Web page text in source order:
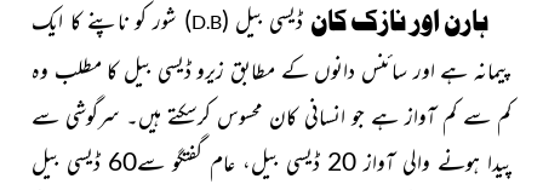
ہارن اور نازک کان ڈیسی بیل (
D.B
) شور کو ناپنے کا ایک
پیمانہ ہے اور سائنس دانوں کے مطابق زیرو ڈیسی بیل کا مطلب وہ
کم سے کم آواز ہے جو انسانی کان محسوس کرسکتے ہیں۔ سرگوشی سے
پیدا ہونے والی آواز 20 ڈیسی بیل، عام گفتگو سے60 ڈیسی بیل